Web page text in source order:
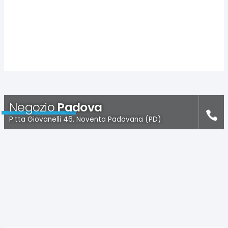
NegozioPadova
P.tta Giovanelli 46, Noventa Padovana (PD)